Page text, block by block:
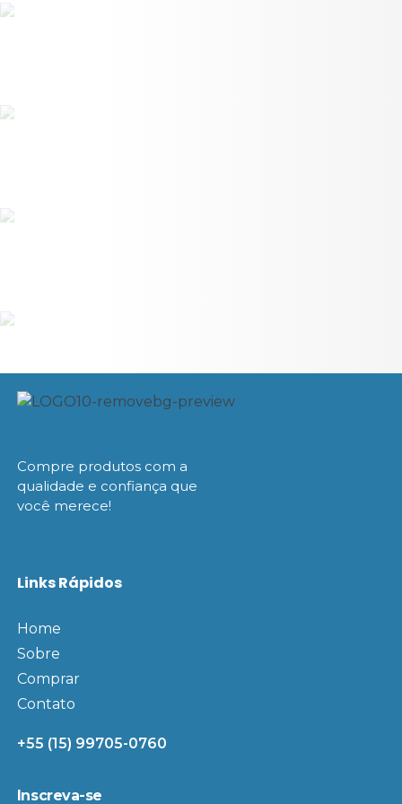
Compre produtos com a
qualidade e confiança que
você merece!
Links Rápidos
Home
Sobre
Comprar
Contato
+55 (15) 99705-0760
Inscreva-se